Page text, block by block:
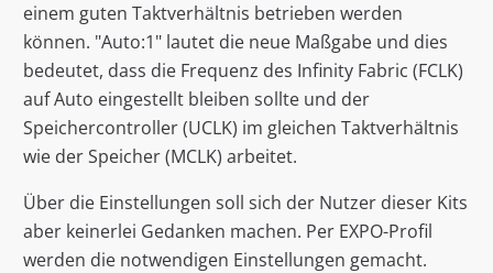
einem guten Taktverhältnis betrieben werden
können. "Auto:1" lautet die neue Maßgabe und dies
bedeutet, dass die Frequenz des Infinity Fabric (FCLK)
auf Auto eingestellt bleiben sollte und der
Speichercontroller (UCLK) im gleichen Taktverhältnis
wie der Speicher (MCLK) arbeitet.
Über die Einstellungen soll sich der Nutzer dieser Kits
aber keinerlei Gedanken machen. Per EXPO-Profil
werden die notwendigen Einstellungen gemacht.